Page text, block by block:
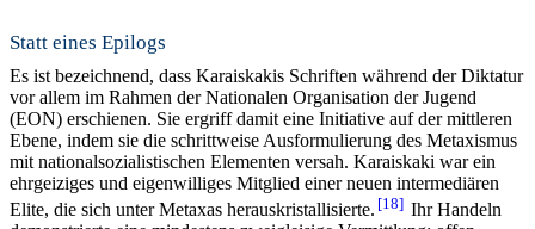
Statt eines Epilogs
Es ist bezeichnend, dass Karaiskakis Schriften während der Diktatur
vor allem im Rahmen der Nationalen Organisation der Jugend
(ΕΟΝ) erschienen. Sie ergriff damit eine Initiative auf der mittleren
Ebene, indem sie die schrittweise Ausformulierung des Metaxismus
mit nationalsozialistischen Elementen versah. Karaiskaki war ein
ehrgeiziges und eigenwilliges Mitglied einer neuen intermediären
Elite, die sich unter Metaxas herauskristallisierte. 18
Ihr Handeln